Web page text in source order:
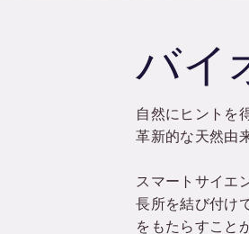
バイ
自然にヒントを
革新的な天然由
スマートサイエ
長所を結び付け
をもたらすこと